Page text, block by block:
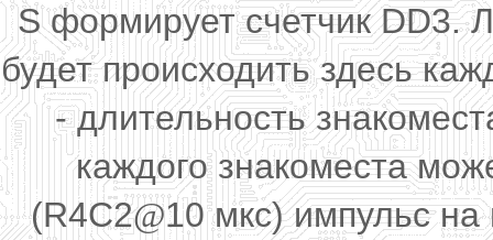
S формирует счетчик DD3.
будет происходить здесь
- длительность
каждого знакоместа
(R4C2@10 мкс) импульс